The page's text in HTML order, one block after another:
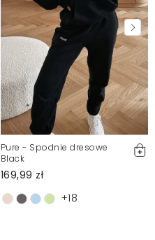
Pure - Spodnie dresowe
Black
169,99 zł
+18